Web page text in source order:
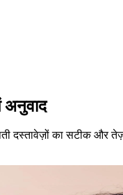
अनुवाद
दस्तावेज़ों का सटीक और